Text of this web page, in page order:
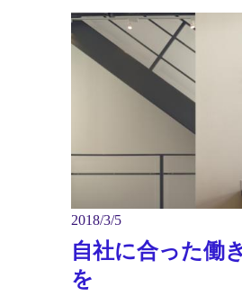
2018/3/5
自社に合った働
を